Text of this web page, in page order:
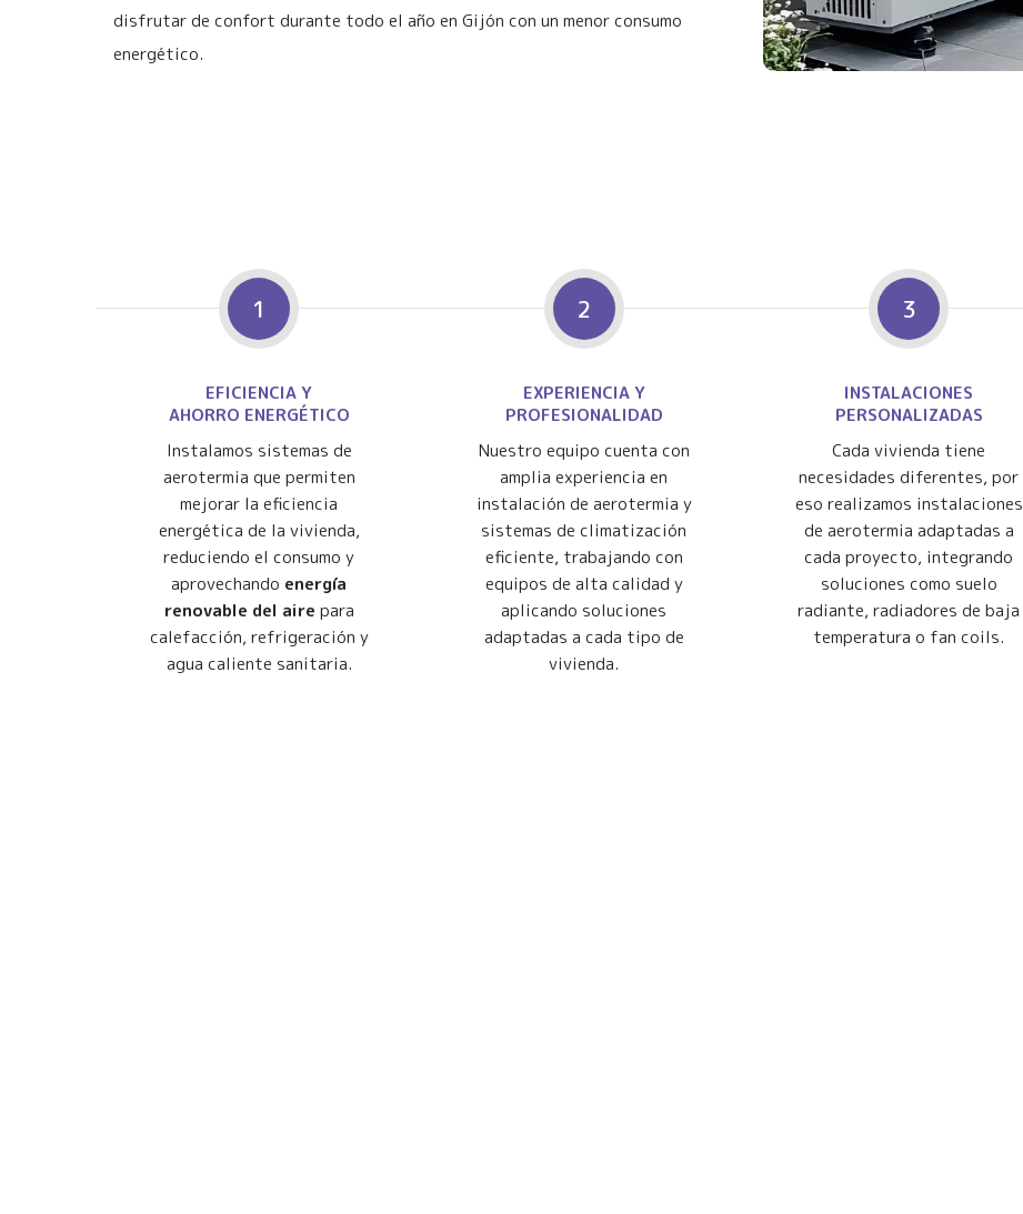
disfrutar de confort durante todo el año en Gijón con un menor consumo
energético.
1
EFICIENCIA Y
AHORRO ENERGÉTICO
Instalamos sistemas de
aerotermia que permiten
mejorar la eficiencia
energética de la vivienda,
reduciendo el consumo y
aprovechando energía
renovable del aire para
calefacción, refrigeración y
agua caliente sanitaria.
2
EXPERIENCIA Y
PROFESIONALIDAD
Nuestro equipo cuenta con
amplia experiencia en
instalación de aerotermia y
sistemas de climatización
eficiente, trabajando con
equipos de alta calidad y
aplicando soluciones
adaptadas a cada tipo de
vivienda.
3
INSTALACIONES
PERSONALIZADAS
Cada vivienda tiene
necesidades diferentes, por
eso realizamos instalaciones
de aerotermia adaptadas a
cada proyecto, integrando
soluciones como suelo
radiante, radiadores de baja
temperatura o fan coils.